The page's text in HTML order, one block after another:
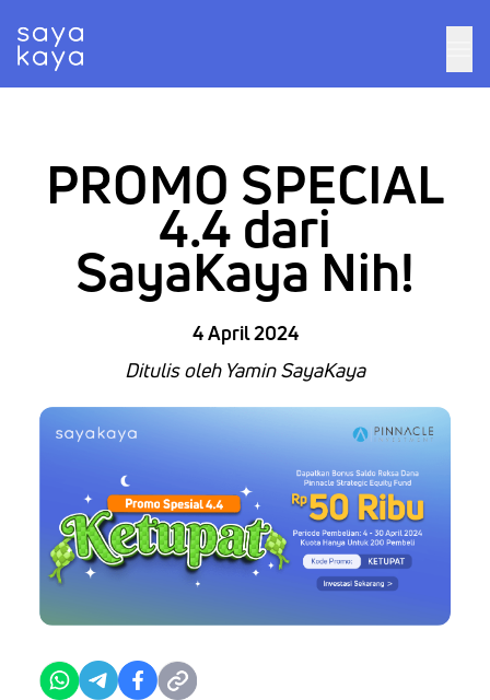
PROMO SPECIAL
4.4 dari
SayaKaya Nih!
4 April 2024
Ditulis oleh Yamin SayaKaya